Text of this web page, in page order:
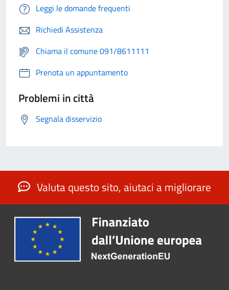
Leggi le domande frequenti
Richiedi Assistenza
Chiama il comune 091/8611111
Prenota un appuntamento
Problemi in città
Segnala disservizio
Valuta questo sito, aiutaci a migliorare